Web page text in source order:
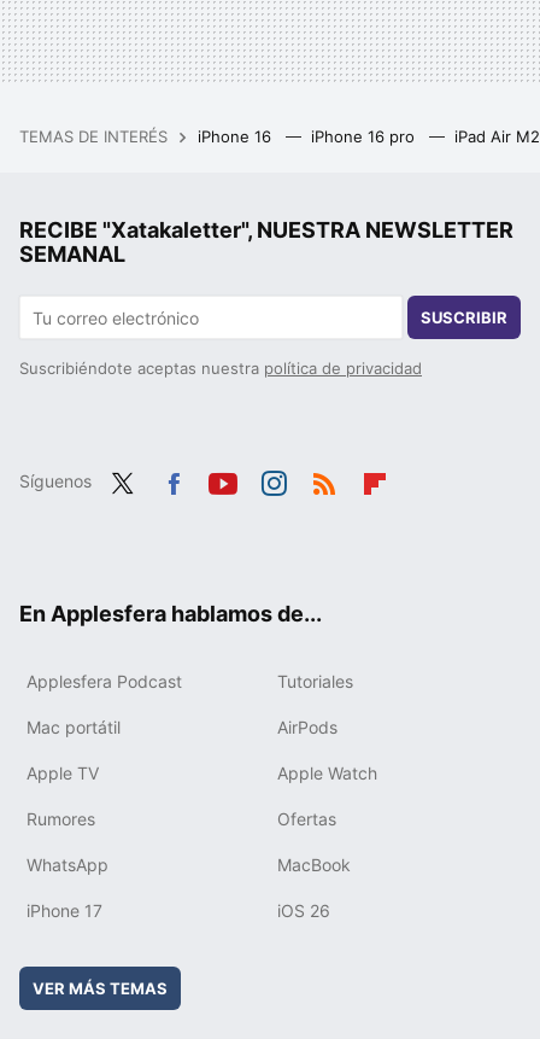
TEMAS DE INTERÉS iPhone 16 iPhone 16 pro iPad Air
RECIBE "Xatakaletter", NUESTRA NEWSLETTER
SEMANAL
SUSCRIBIR
Suscribiéndote aceptas nuestra política de privacidad
Síguenos
En Applesfera hablamos de...
Applesfera Podcast Tutoriales
Mac portátil AirPods
Apple TV Apple Watch
Rumores Ofertas
WhatsApp MacBook
iPhone 17 iOS 26
VER MÁS TEMAS